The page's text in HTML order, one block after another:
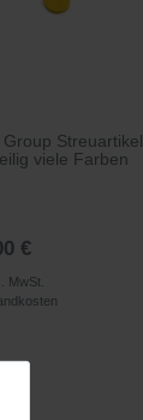
Streuartikel
viele Farben
€
MwSt.